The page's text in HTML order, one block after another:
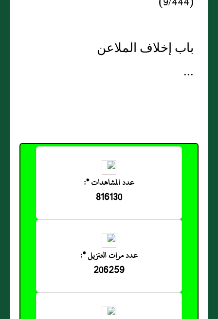
باب إخلاف الملاعن
...
عدد المشاهدات *:
816130
عدد مرات التنزيل *:
206259